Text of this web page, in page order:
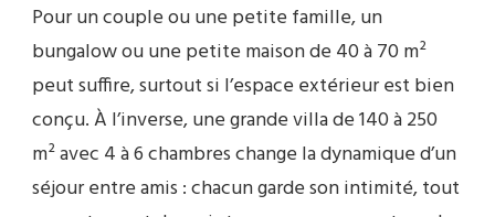
Pour un couple ou une petite famille, un
bungalow ou une petite maison de 40 à 70 m²
peut suffire, surtout si l’espace extérieur est bien
conçu. À l’inverse, une grande villa de 140 à 250
m² avec 4 à 6 chambres change la dynamique d’un
séjour entre amis : chacun garde son intimité, tout